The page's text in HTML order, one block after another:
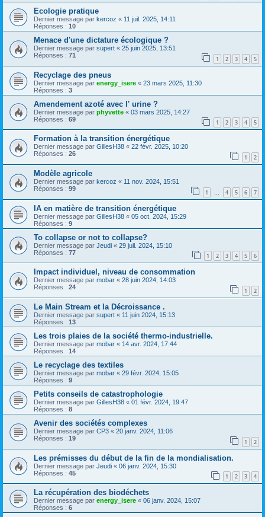
Ecologie pratique
Dernier message par kercoz « 11 juil. 2025, 14:11
Réponses : 10
Menace d'une dictature écologique ?
Dernier message par supert « 25 juin 2025, 13:51
Réponses : 71 1 2 3 4 5
Recyclage des pneus
Dernier message par energy_isere « 23 mars 2025, 11:30
Réponses : 3
Amendement azoté avec l' urine ?
Dernier message par phyvette « 03 mars 2025, 14:27
Réponses : 69 1 2 3 4 5
Formation à la transition énergétique
Dernier message par GillesH38 « 22 févr. 2025, 10:20
Réponses : 26 1 2
Modèle agricole
Dernier message par kercoz « 11 nov. 2024, 15:51
Réponses : 99 1 … 4 5 6 7
IA en matière de transition énergétique
Dernier message par GillesH38 « 05 oct. 2024, 15:29
Réponses : 9
To collapse or not to collapse?
Dernier message par Jeudi « 29 juil. 2024, 15:10
Réponses : 77 1 2 3 4 5 6
Impact individuel, niveau de consommation
Dernier message par mobar « 28 juin 2024, 14:03
Réponses : 24 1 2
Le Main Stream et la Décroissance .
Dernier message par supert « 11 juin 2024, 15:13
Réponses : 13
Les trois plaies de la société thermo-industrielle.
Dernier message par mobar « 14 avr. 2024, 17:44
Réponses : 14
Le recyclage des textiles
Dernier message par mobar « 29 févr. 2024, 15:05
Réponses : 9
Petits conseils de catastrophologie
Dernier message par GillesH38 « 01 févr. 2024, 19:47
Réponses : 8
Avenir des sociétés complexes
Dernier message par CP3 « 20 janv. 2024, 11:06
Réponses : 19 1 2
Les prémisses du début de la fin de la mondialisation.
Dernier message par Jeudi « 06 janv. 2024, 15:30
Réponses : 45 1 2 3 4
La récupération des biodéchets
Dernier message par energy_isere « 06 janv. 2024, 15:07
Réponses : 6